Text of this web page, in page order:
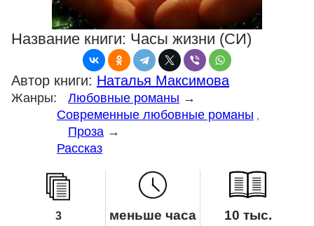
Название книги: Часы жизни (СИ)
Автор книги: Наталья Максимова
Жанры: Любовные романы →
Современные любовные романы
Проза →
Рассказ
3
меньше часа 10 тыс.